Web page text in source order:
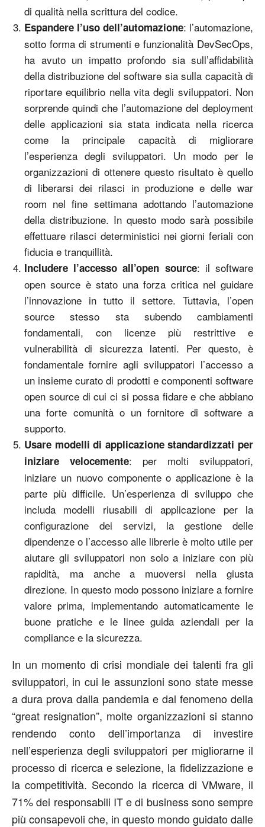
di qualità nella scrittura del codice.
Espandere l’uso dell’automazione: l’automazione,
sotto forma di strumenti e funzionalità DevSecOps,
ha avuto un impatto profondo sia sull’affidabilità
della distribuzione del software sia sulla capacità di
riportare equilibrio nella vita degli sviluppatori. Non
sorprende quindi che l’automazione del deployment
delle applicazioni sia stata indicata nella ricerca
come la principale capacità di migliorare
l’esperienza degli sviluppatori. Un modo per le
organizzazioni di ottenere questo risultato è quello
di liberarsi dei rilasci in produzione e delle war
room nel fine settimana adottando l’automazione
della distribuzione. In questo modo sarà possibile
effettuare rilasci deterministici nei giorni feriali con
fiducia e tranquillità.
Includere l’accesso all’open source: il software
open source è stato una forza critica nel guidare
l’innovazione in tutto il settore. Tuttavia, l’open
source stesso sta subendo cambiamenti
fondamentali, con licenze più restrittive e
vulnerabilità di sicurezza latenti. Per questo, è
fondamentale fornire agli sviluppatori l’accesso a
un insieme curato di prodotti e componenti software
open source di cui ci si possa fidare e che abbiano
una forte comunità o un fornitore di software a
supporto.
Usare modelli di applicazione standardizzati per
iniziare velocemente: per molti sviluppatori,
iniziare un nuovo componente o applicazione è la
parte più difficile. Un’esperienza di sviluppo che
includa modelli riusabili di applicazione per la
configurazione dei servizi, la gestione delle
dipendenze o l’accesso alle librerie è molto utile per
aiutare gli sviluppatori non solo a iniziare con più
rapidità, ma anche a muoversi nella giusta
direzione. In questo modo possono iniziare a fornire
valore prima, implementando automaticamente le
buone pratiche e le linee guida aziendali per la
compliance e la sicurezza.
In un momento di crisi mondiale dei talenti fra gli
sviluppatori, in cui le assunzioni sono state messe
a dura prova dalla pandemia e dal fenomeno della
“great resignation”, molte organizzazioni si stanno
rendendo conto dell’importanza di investire
nell’esperienza degli sviluppatori per migliorarne il
processo di ricerca e selezione, la fidelizzazione e
la competitività. Secondo la ricerca di VMware, il
71% dei responsabili IT e di business sono sempre
più consapevoli che, in questo mondo guidato dalle